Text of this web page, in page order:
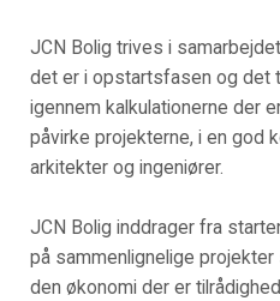
JCN Bolig trives i
det er i opstartsfasen og det
igennem kalkulationerne der
påvirke projekterne, i en god
arkitekter og ingeniører.
JCN Bolig inddrager fra
på sammenlignelige
den økonomi der er